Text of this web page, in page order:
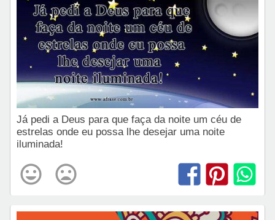
Já pedi a Deus para que faça da noite um céu de
estrelas onde eu possa lhe desejar uma noite
iluminada!